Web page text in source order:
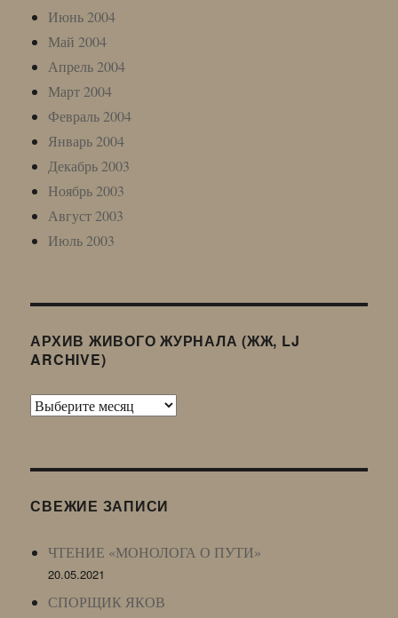
Июнь 2004
Май 2004
Апрель 2004
Март 2004
Февраль 2004
Январь 2004
Декабрь 2003
Ноябрь 2003
Август 2003
Июль 2003
АРХИВ ЖИВОГО ЖУРНАЛА (ЖЖ, LJ
ARCHIVE)
Архив
LJ
СВЕЖИЕ ЗАПИСИ
ЧТЕНИЕ «МОНОЛОГА О ПУТИ»
20.05.2021
СПОРЩИК ЯКОВ